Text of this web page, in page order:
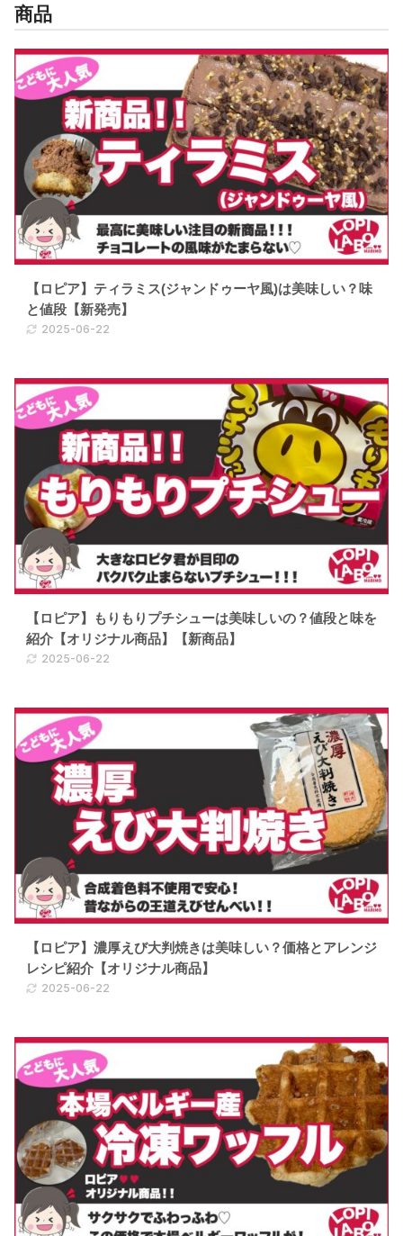
商品
【ロピア】ティラミス(ジャンドゥーヤ風)は美味しい？味
と値段【新発売】
2025-06-22
【ロピア】もりもりプチシューは美味しいの？値段と味を
紹介【オリジナル商品】【新商品】
2025-06-22
【ロピア】濃厚えび大判焼きは美味しい？価格とアレンジ
レシピ紹介【オリジナル商品】
2025-06-22